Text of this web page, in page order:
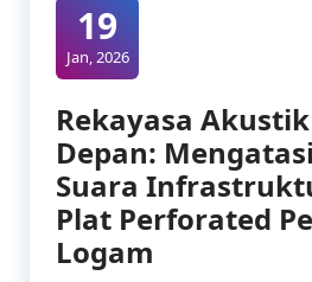
19
Jan, 2026
Rekayasa
Depan:
Suara
Plat Perforated
Logam